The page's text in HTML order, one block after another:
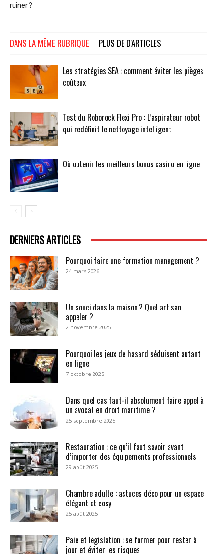
ruiner ?
DANS LA MÊME RUBRIQUE PLUS DE D'ARTICLES
Les stratégies SEA : comment éviter les pièges
coûteux
Test du Roborock Flexi Pro : L’aspirateur robot
qui redéfinit le nettoyage intelligent
Où obtenir les meilleurs bonus casino en ligne
DERNIERS ARTICLES
Pourquoi faire une formation management ?
24 mars 2026
Un souci dans la maison ? Quel artisan
appeler ?
2 novembre 2025
Pourquoi les jeux de hasard séduisent autant
en ligne
7 octobre 2025
Dans quel cas faut-il absolument faire appel à
un avocat en droit maritime ?
25 septembre 2025
Restauration : ce qu’il faut savoir avant
d’importer des équipements professionnels
29 août 2025
Chambre adulte : astuces déco pour un espace
élégant et cosy
25 août 2025
Paie et législation : se former pour rester à
jour et éviter les risques